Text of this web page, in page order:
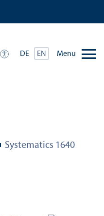
DE EN Menu
Systematics 1640